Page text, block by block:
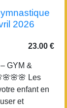
2026
23.00 €
GYM &
Les
enfant en
et